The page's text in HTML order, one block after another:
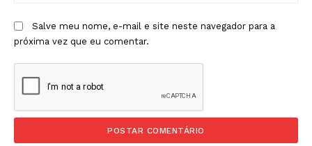
Salve meu nome, e-mail e site neste navegador para a
próxima vez que eu comentar.